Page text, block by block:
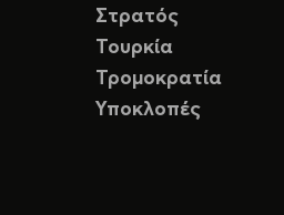
Στρατός
Τουρκία
Τρομοκρατία
Υποκλοπές